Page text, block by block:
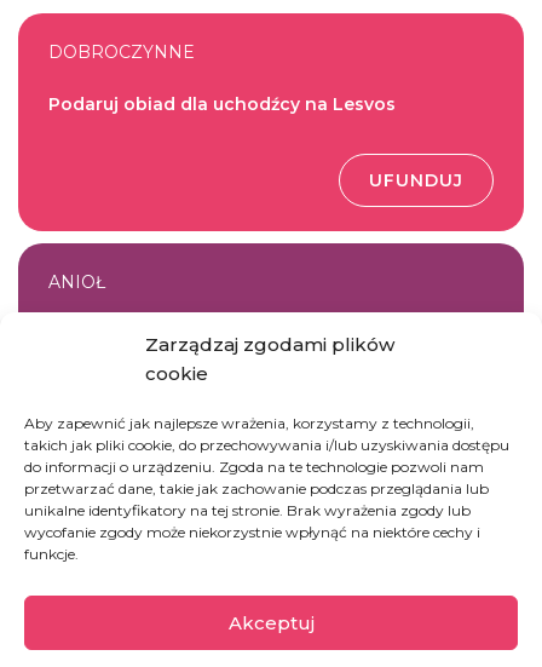
Zarządzaj zgodami plików
cookie
Aby zapewnić jak najlepsze wrażenia, korzystamy z technologii,
takich jak pliki cookie, do przechowywania i/lub uzyskiwania dostępu
do informacji o urządzeniu. Zgoda na te technologie pozwoli nam
przetwarzać dane, takie jak zachowanie podczas przeglądania lub
unikalne identyfikatory na tej stronie. Brak wyrażenia zgody lub
wycofanie zgody może niekorzystnie wpłynąć na niektóre cechy i
funkcje.
Akceptuj
DOBROCZYNNE
Podaruj obiad dla uchodźcy na Lesvos
UFUNDUJ
ANIOŁ
Dołącz do drużyny Kateriny i Nikosa
DOBROCZYNNE
Podaruj cegiełkę na wytwórnie oliwy na Lesvos